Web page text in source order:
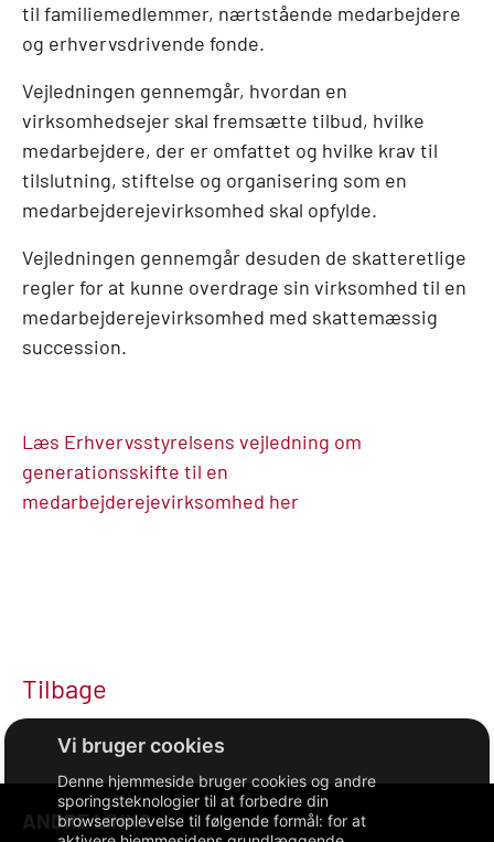
Denne hjemmeside bruger cookies og andre
sporingsteknologier til at forbedre din
browseroplevelse til følgende formål:for at
til familiemedlemmer, nærtstående medarbejdere
og erhvervsdrivende fonde.
Vejledningen gennemgår, hvordan en
virksomhedsejer skal fremsætte tilbud, hvilke
medarbejdere, der er omfattet og hvilke krav til
tilslutning, stiftelse og organisering som en
medarbejderejevirksomhed skal opfylde.
Vejledningen gennemgår desuden de skatteretlige
regler for at kunne overdrage sin virksomhed til en
medarbejderejevirksomhed med skattemæssig
succession.
Læs Erhvervsstyrelsens vejledning om
generationsskifte til en
medarbejderejevirksomhed her
Tilbage
ANDRE LINKS